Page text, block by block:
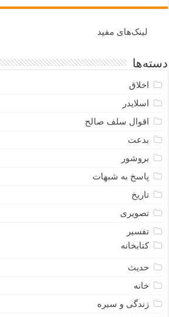
لینک‌های مفید
دسته‌ها
اخلاق
اسلایدر
اقوال سلف صالح
بدعت
بروشور
پاسخ به شبهات
تاریخ
تصویری
تفسیر
کتابخانه
حدیث
خانه
زندگی و سیره